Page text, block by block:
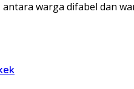
warga difabel dan